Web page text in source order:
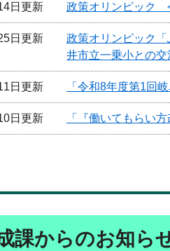
日更新 政策オリンピック
日更新
政策オリンピック
井市立一乗小との
日更新 「令和8年度第1回
日更新 「『働いてもらい
課からのお知ら